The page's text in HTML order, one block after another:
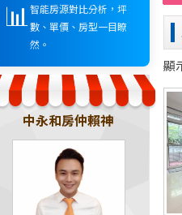
📊 智能房源對比分析，坪
數、單價、房型一目瞭
然。
中永和房仲賴神
顯